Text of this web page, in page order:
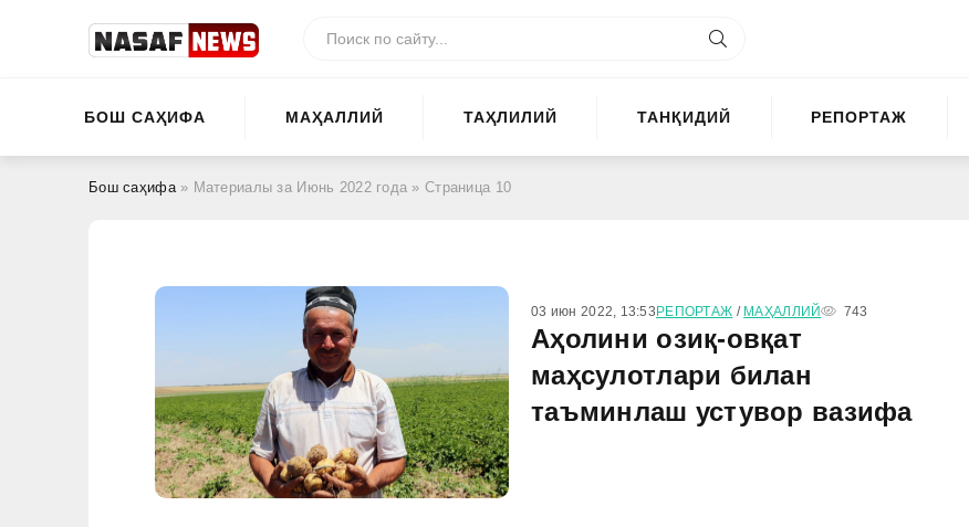
БОШ САҲИФА МАҲАЛЛИЙ ТАҲЛИЛИЙ ТАНҚИДИЙ РЕПОРТАЖ
Бош саҳифа» Материалы за Июнь 2022 года » Страница 10
03 июн 2022, 13:53 РЕПОРТАЖ / МАҲАЛЛИЙ 743
Аҳолини озиқ-овқат
маҳсулотлари билан
таъминлаш устувор вазифа